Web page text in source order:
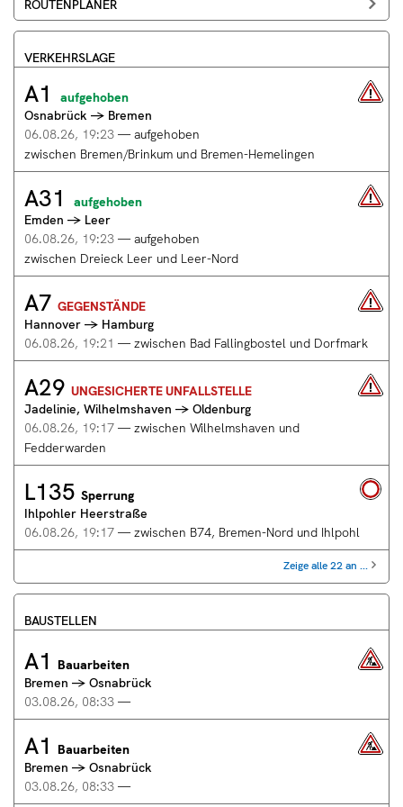
anzeigen
ROUTENPLANER
VERKEHRSLAGE
A1
Osnabrück
→
Bremen,
zwischen
Bremen/Brinkum
Bremen-
Hemelingen
06.08.26,
19:23
aufgehoben
A1
aufgehoben
Osnabrück → Bremen
06.08.26, 19:23 — aufgehoben
zwischen Bremen/Brinkum und Bremen-Hemelingen
A31
Emden
→
Leer,
zwischen
Dreieck
und
Leer-
Nord
06.08.26,
—
aufgehoben:
aufgehoben
A31
aufgehoben
Emden → Leer
06.08.26, 19:23 — aufgehoben
zwischen Dreieck Leer und Leer-Nord
A7
Hannover
→
Hamburg,
zwischen
Bad
Fallingbostel
und
Dorfmark
06.08.26,
19:21
Gegenstände
A7 GEGENSTÄNDE
Hannover → Hamburg
06.08.26, 19:21 — zwischen Bad Fallingbostel und Dorfmark
A29
Jadelinie,
Wilhelmshaven
→
Oldenburg,
zwischen
und
Fedderwarden
06.08.26,
19:17
Ungesicherte
Unfallstelle
A29 UNGESICHERTE UNFALLSTELLE
Jadelinie, Wilhelmshaven → Oldenburg
06.08.26, 19:17 — zwischen Wilhelmshaven und
Fedderwarden
L135
Ihlpohler
Heerstraße,
zwischen
B74,
Nord
und
Ihlpohl
06.08.26,
19:17
:
Sperrung
L135 Sperrung
Ihlpohler Heerstraße
06.08.26, 19:17 — zwischen B74, Bremen-Nord und Ihlpohl
Zeige alle 22 an ...
BAUSTELLEN
A1
Bremen
→
Osnabrück,
03.08.26,
08:33
:
Bauarbeiten
A1
Bauarbeiten
Bremen → Osnabrück
03.08.26, 08:33 —
A1
Bremen
→
Osnabrück,
03.08.26,
A1
Bauarbeiten
Bremen → Osnabrück
03.08.26, 08:33 —